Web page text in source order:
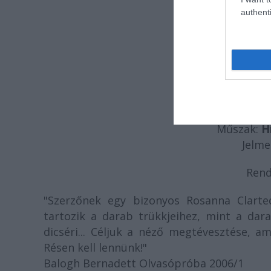
Műszak:
"Szerzőnek egy bizonyos Rosanna
tartozik a darab trükkjeihez, mint a
dicséri... Céljuk a néző megtévesztése,
Résen kell lennünk!"
Balogh Bernadett Olvasópróba 2006/1